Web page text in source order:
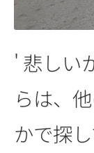
' 悲しい
らは、
かで探